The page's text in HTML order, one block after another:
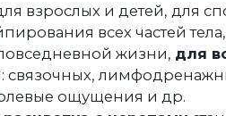
взрослых и детей, для
всех частей
жизни, для
связочных,
ощущения и др.